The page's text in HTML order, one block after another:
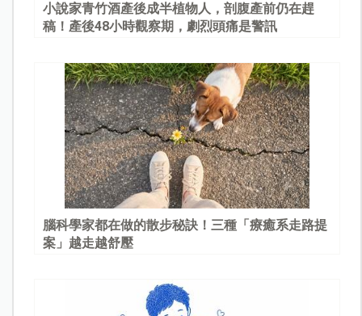
小說家青竹酒產後成半植物人，剖腹產前仍在趕
稿！產後48小時觀察期，劇烈頭痛是警訊
腦科學家都在做的散步秘訣！三種「療癒系走路提
案」越走越舒壓